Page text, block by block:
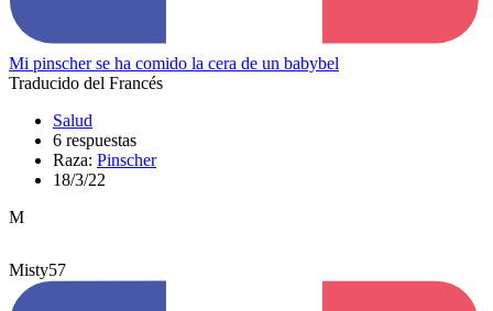
Mi pinscher se ha comido la cera de un babybel
Traducido del Francés
Salud
6 respuestas
Raza: Pinscher
18/3/22
M
Misty57